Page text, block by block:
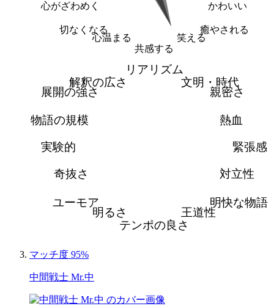
かわいい
癒やされる
笑える
共感する
心温まる
切なくなる
心がざわめく
リアリズム
文明・時代
親密さ
熱血
緊張感
対立性
明快な物語
王道性
テンポの良さ
明るさ
ユーモア
奇抜さ
実験的
物語の規模
展開の強さ
解釈の広さ
マッチ度 95%
中間戦士 Mr.中